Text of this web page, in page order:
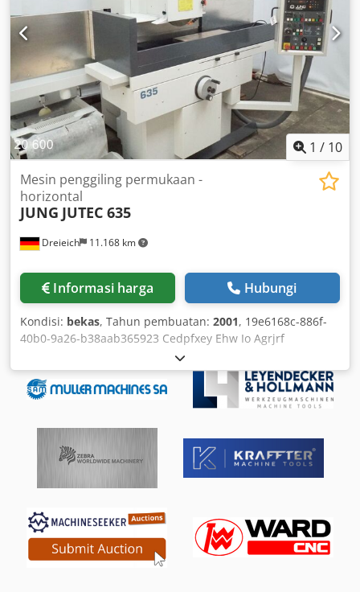
zero stop Manual wheel dresser Infinitely variable speed
for grinding wheel V-constant compensation for wheel
wear Paper band filtration unit, used Max. height with 250
mm wheel diameter: 290 mm Max. grinding area: 600 x
250 mm Max. load including magnet: 100 kg Warranty: 1
year on geometry and electronics throughout Germany
Delivery: ex works Crodpfswb Hygox Agrof Availability:
immediately Payment: prior to collection Acceptance at our
facility Shipping according to your specifications
1 / 10
Dreieich 11.168 km
Mesin penggiling permukaan -
horizontal
JUNG JUTEC 635
Informasi harga Hubungi
Kondisi: bekas, Tahun pembuatan: 2001, 19e6168c-886f-
40b0-9a26-b38aab365923 Cedpfxey Ehw Io Agrjrf